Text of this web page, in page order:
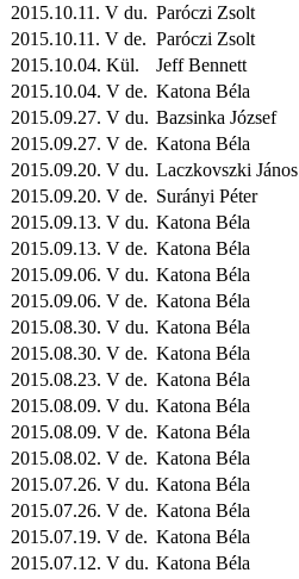
2015.10.11. V du. Paróczi Zsolt
2015.10.11. V de. Paróczi Zsolt
2015.10.04. Kül. Jeff Bennett
2015.10.04. V de. Katona Béla
2015.09.27. V du. Bazsinka József
2015.09.27. V de. Katona Béla
2015.09.20. V du. Laczkovszki János
2015.09.20. V de. Surányi Péter
2015.09.13. V du. Katona Béla
2015.09.13. V de. Katona Béla
2015.09.06. V du. Katona Béla
2015.09.06. V de. Katona Béla
2015.08.30. V du. Katona Béla
2015.08.30. V de. Katona Béla
2015.08.23. V de. Katona Béla
2015.08.09. V du. Katona Béla
2015.08.09. V de. Katona Béla
2015.08.02. V de. Katona Béla
2015.07.26. V du. Katona Béla
2015.07.26. V de. Katona Béla
2015.07.19. V de. Katona Béla
2015.07.12. V du. Katona Béla